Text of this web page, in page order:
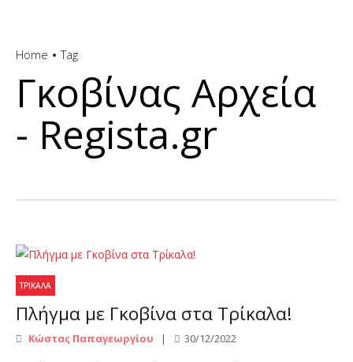
Home Tag
Γκοβίνας Αρχεία
- Regista.gr
ΤΡΊΚΑΛΑ
Πλήγμα με Γκοβίνα στα Τρίκαλα!
Κώστας Παπαγεωργίου 30/12/2022